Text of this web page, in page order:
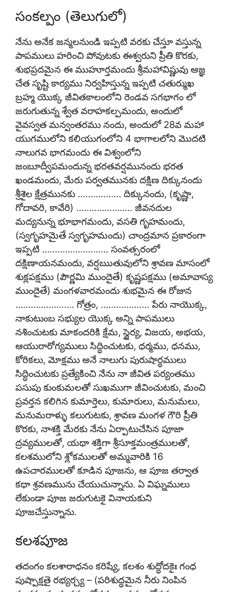
సంకల్పం (తెలుగులో)
నేను అనేక జన్మలనుండి ఇప్పటి వరకు చేస్తూ వస్తున్న
పాపములు హరించి పోవుటకు ఈశ్వరుని ప్రీతి కొరకు,
శుభప్రదమైన ఈ ముహూర్తమందు శ్రీమహావిష్ణువు ఆజ్ఞ
చేత సృష్టి కార్యము నిర్వహిస్తున్న ఇప్పటి చతుర్ముఖ
బ్రహ్మ యొక్క జీవితకాలంలోని రెండవ సగభాగం లో
జరుగుతున్న శ్వేత వరాహకల్పమందు, అందులో
వైవస్వత మన్వంతరము నందు, అందులో 28వ మహా
యుగములోని కలియుగంలోని 4 భాగాలలోని మొదటి
నాలుగవ భాగమందు ఈ విశ్వంలోని
జంబూద్వీపమందున్న భరతవర్షమునందు భరత
ఖండమందు, మేరు పర్వతమునకు దక్షిణ దిక్కునందు
శ్రీశైల క్షేత్రమునకు …………….. దిక్కునందు, (కృష్ణా,
గోదావరి, కావేరి) …………………. జీవనదుల
మద్యనున్న భూభాగమందు, వసతి గృహమందు,
(స్వగృహమైతే స్వగృహమందు) చాంద్రమాన ప్రకారంగా
ఇప్పటి …………………….. సంవత్సరంలో
దక్షిణాయనమందు, వర్షఋతువులోని శ్రావణ మాసంలో
శుక్లపక్షము (పౌర్ణమి ముందైతే) కృష్ణపక్షము (అమావాస్య
ముందైతే) మంగళవారమందు శుభమైన ఈ రోజున
………………….. గోత్రం, ………………. పేరు నాయొక్క,
నాకుటుంబ సభ్యుల యొక్క అన్ని పాపములు
నశించుటకు మాకందరికి క్షేమ, స్థైర్య, విజయ, అభయ,
ఆయురారోగ్యములు సిద్ధించుటకు, ధర్మము, ధనము,
కోరికలు, మోక్షము అనే నాలుగు పురుషార్ధములు
సిద్ధించుటకు ప్రత్యేకించి నేను నా జీవిత పర్యంతము
పసుపు కుంకుమలతో సుఖముగా జీవించుటకు, మంచి
ప్రవర్తన కలిగిన కుమార్తెలు, కుమారులు, మనుమలు,
మనుమరాళ్ళు కలుగుటకు, శ్రావణ మంగళ గౌరి ప్రీతి
కొరకు, నాశక్తి మేరకు నేను ఏర్పాటుచేసిన పూజా
ద్రవ్యములతో, యథా శక్తిగా శ్రీసూక్తమంత్రములతో,
కలశములోని శ్లోకములతో అమ్మవారికి 16
ఉపచారములతో కూడిన పూజను, ఆ పూజ తర్వాత
కథా శ్రవణమును చేయుచున్నాను. ఏ విఘ్నములు
లేకుండా పూజ జరుగుటకై వినాయకుని
పూజచేస్తున్నాను.
కలశపూజ
తదంగం కలశారాధనం కరిష్యే, కలశం శుద్ధోదకైః గంధ
పుష్పాక్షతై రభ్యర్చ్య – (పరిశుద్ధమైన నీరు నింపిన